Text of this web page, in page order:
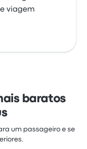
viagem
baratos
um passageiro e se